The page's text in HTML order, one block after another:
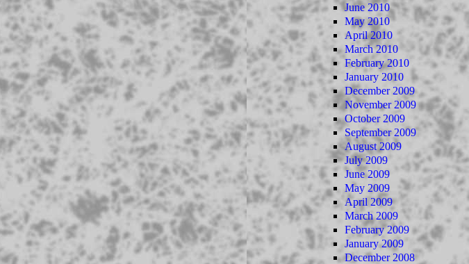
June 2010
May 2010
April 2010
March 2010
February 2010
January 2010
December 2009
November 2009
October 2009
September 2009
August 2009
July 2009
June 2009
May 2009
April 2009
March 2009
February 2009
January 2009
December 2008